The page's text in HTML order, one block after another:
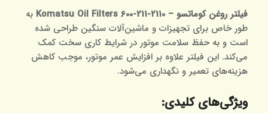
فیلتر روغن کوماتسو – Komatsu Oil Filters 600-211-2110
به
طور خاص برای تجهیزات و ماشین‌آلات سنگین طراحی شده
است و به حفظ سلامت موتور در شرایط کاری سخت کمک
می‌کند. این فیلتر علاوه بر افزایش عمر موتور، موجب کاهش
هزینه‌های تعمیر و نگهداری می‌شود.
ویژگی‌های کلیدی: